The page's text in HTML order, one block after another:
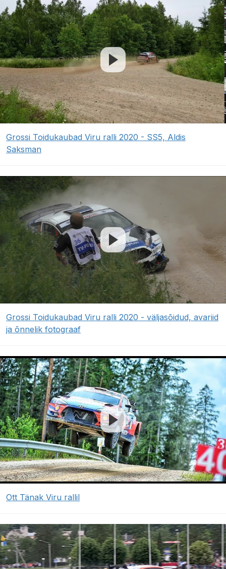
Grossi Toidukaubad Viru ralli 2020 - SS5, Aldis
Saksman
Grossi Toidukaubad Viru ralli 2020 - väljasõidud, avariid
ja õnnelik fotograaf
Ott Tänak Viru rallil